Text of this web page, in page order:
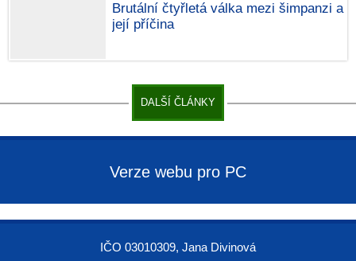
Brutální čtyřletá válka mezi šimpanzi a
její příčina
DALŠÍ ČLÁNKY
Verze webu pro PC
IČO 03010309, Jana Divinová